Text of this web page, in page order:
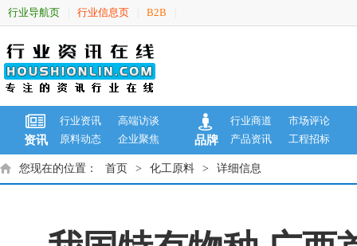
行业导航页 行业信息页 B2B
资讯
行业资讯
高端访谈
原料动态
企业聚焦 品牌
行业商道
市场评论
产品资讯
工程招标
您现在的位置： 首页 > 化工原料 > 详细信息